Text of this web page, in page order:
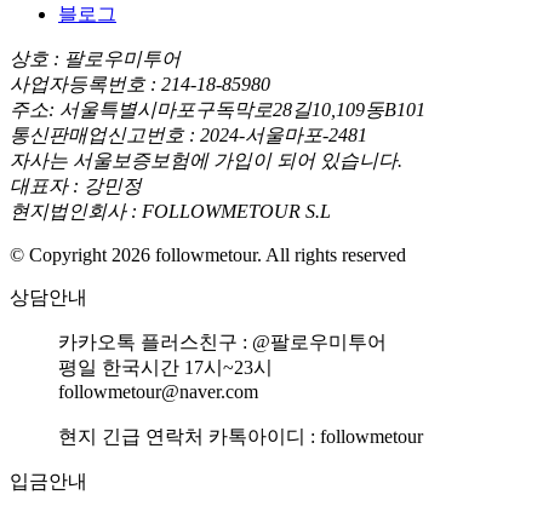
블로그
상호 : 팔로우미투어
사업자등록번호 : 214-18-85980
주소: 서울특별시마포구독막로28길10,109동B101
통신판매업신고번호 : 2024-서울마포-2481
자사는 서울보증보험에 가입이 되어 있습니다.
대표자 : 강민정
현지법인회사 : FOLLOWMETOUR S.L
© Copyright 2026 followmetour. All rights reserved
상담안내
카카오톡 플러스친구 : @팔로우미투어
평일 한국시간 17시~23시
followmetour@naver.com
현지 긴급 연락처 카톡아이디 : followmetour
입금안내